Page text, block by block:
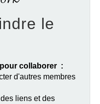
le
collaborer :
d'autres membres
liens et des